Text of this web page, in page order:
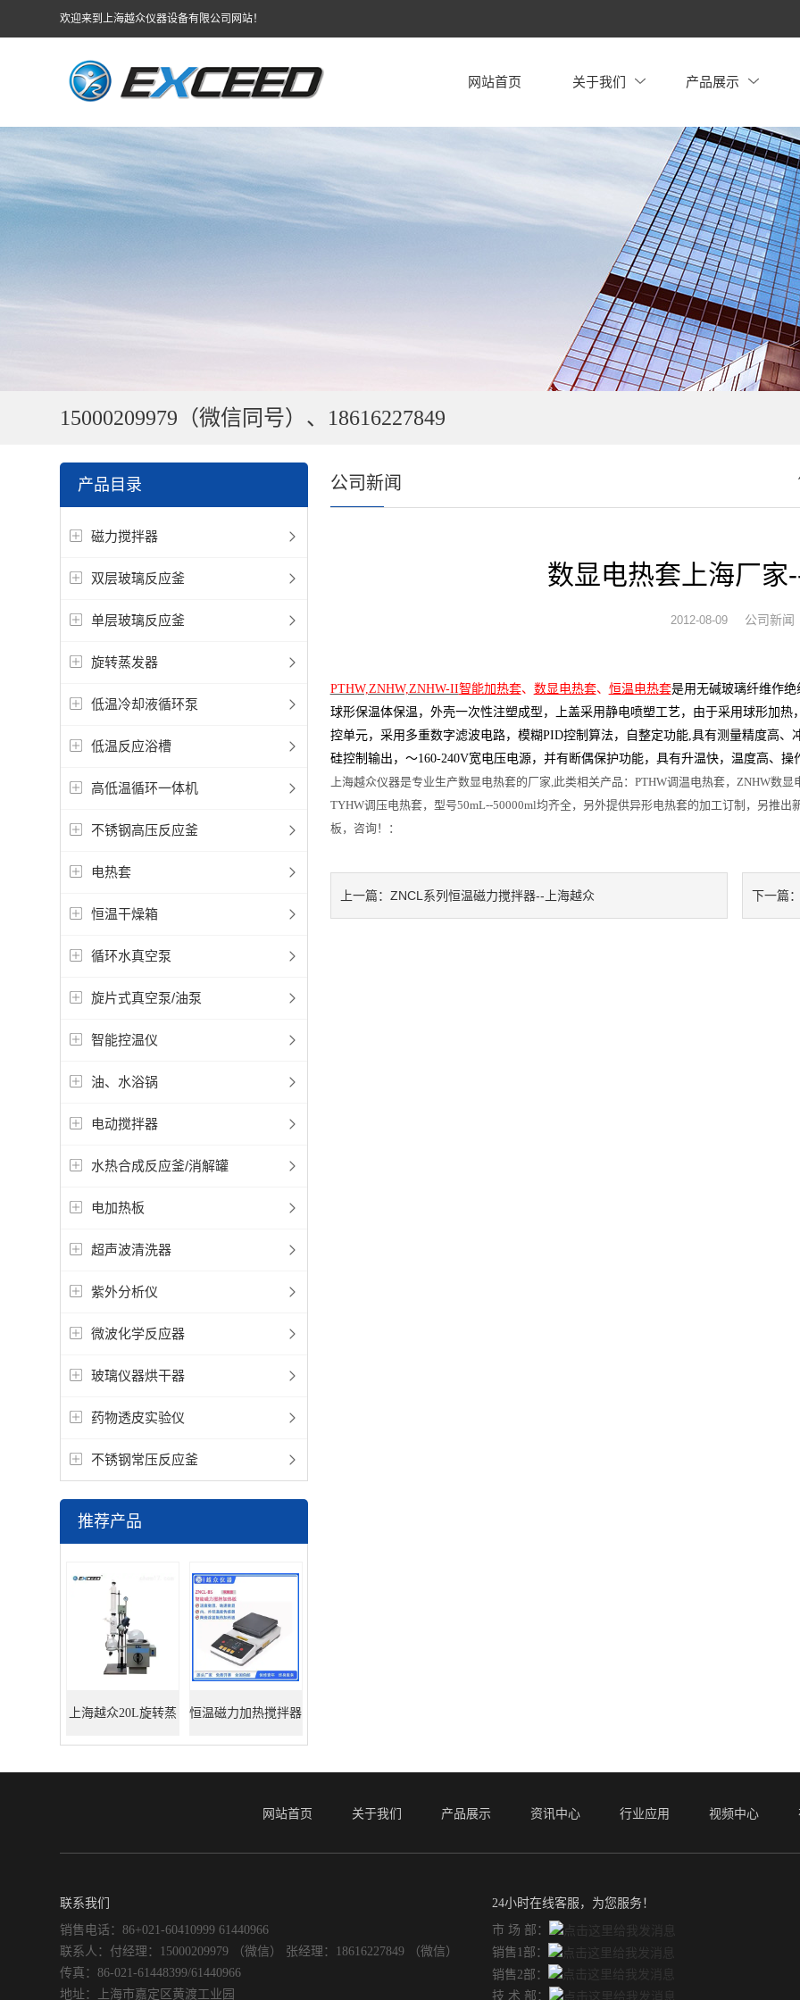
欢迎来到上海越众仪器设备有限公司网站！
网站首页 关于我们 产品展示
15000209979（微信同号）、18616227849
产品目录
磁力搅拌器
双层玻璃反应釜
单层玻璃反应釜
旋转蒸发器
低温冷却液循环泵
低温反应浴槽
高低温循环一体机
不锈钢高压反应釜
电热套
恒温干燥箱
循环水真空泵
旋片式真空泵/油泵
智能控温仪
油、水浴锅
电动搅拌器
水热合成反应釜/消解罐
电加热板
超声波清洗器
紫外分析仪
微波化学反应器
玻璃仪器烘干器
药物透皮实验仪
不锈钢常压反应釜
推荐产品
上海越众20L旋转蒸 恒温磁力加热搅拌器
公司新闻
数显电热套上海厂家
2012-08-09 公司新闻
PTHW,ZNHW,ZNHW-II智能加热套、 数显电热套、 恒温电热套是用无碱玻璃纤维作
球形保温体保温，外壳一次性注塑成型，上盖采用静电喷塑工艺，由于采用球形加
控单元，采用多重数字滤波电路，模糊PID控制算法，自整定功能,具有测量精度高
硅控制输出，～160-240V宽电压电源，并有断偶保护功能，具有升温快，温度高、
上海越众仪器是专业生产数显电热套的厂家,此类相关产品：PTHW调温电热套，ZNHW数
TYHW调压电热套，型号50mL--50000ml均齐全，另外提供异形电热套的加工订制，另推
板，咨询！：
上一篇： ZNCL系列恒温磁力搅拌器--上海越众 下一篇
网站首页 关于我们 产品展示 资讯中心 行业应用 视频中心
联系我们
销售电话：86+021-60410999 61440966
联系人：付经理：15000209979 （微信） 张经理：18616227849 （微信）
传真：86-021-61448399/61440966
地址：上海市嘉定区黄渡工业园
24小时在线客服，为您服务！
市 场 部：
销售1部：
销售2部：
技 术 部：